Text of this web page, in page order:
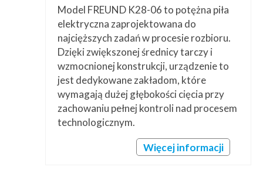
Model FREUND K28-06 to potężna piła
elektryczna zaprojektowana do
najcięższych zadań w procesie rozbioru.
Dzięki zwiększonej średnicy tarczy i
wzmocnionej konstrukcji, urządzenie to
jest dedykowane zakładom, które
wymagają dużej głębokości cięcia przy
zachowaniu pełnej kontroli nad procesem
technologicznym.
Więcej informacji